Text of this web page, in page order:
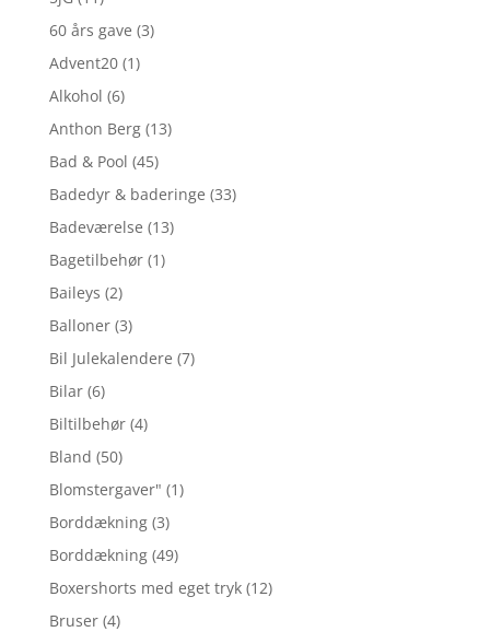
60 års gave (3)
Advent20 (1)
Alkohol (6)
Anthon Berg (13)
Bad & Pool (45)
Badedyr & baderinge (33)
Badeværelse (13)
Bagetilbehør (1)
Baileys (2)
Balloner (3)
Bil Julekalendere (7)
Bilar (6)
Biltilbehør (4)
Bland (50)
Blomstergaver" (1)
Borddækning (3)
Borddækning (49)
Boxershorts med eget tryk (12)
Bruser (4)